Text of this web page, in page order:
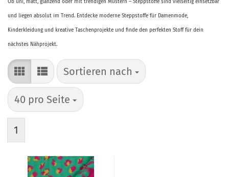
Ob uni, matt, glänzend oder mit trendigen Mustern – Steppstoffe sind vielseitig einsetzbar
und liegen absolut im Trend. Entdecke moderne Steppstoffe für Damenmode,
Kinderkleidung und kreative Taschenprojekte und finde den perfekten Stoff für dein
nächstes Nähprojekt.
Sortieren nach
Sortieren nach
40 pro Seite
pro Seite
1